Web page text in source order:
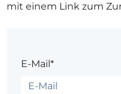
mit einem Link zum
E-Mail*